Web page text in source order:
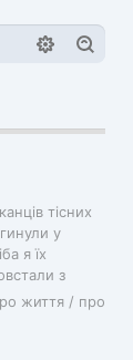
тісних
у
я їх
з
життя / про